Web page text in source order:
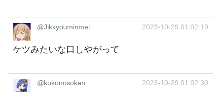
@Jikkyouminmei 2023-10-29 01:02:19
ケツみたいな口しやがって
@kokonosoken 2023-10-29 01:02:30